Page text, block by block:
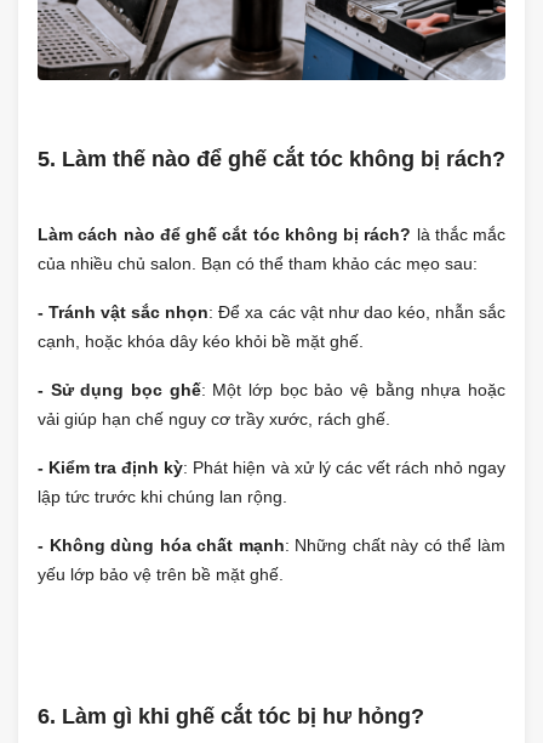
5. Làm thế nào để ghế cắt tóc không bị rách?
Làm cách nào để ghế cắt tóc không bị rách? là thắc mắc
của nhiều chủ salon. Bạn có thể tham khảo các mẹo sau:
- Tránh vật sắc nhọn: Để xa các vật như dao kéo, nhẫn sắc
cạnh, hoặc khóa dây kéo khỏi bề mặt ghế.
- Sử dụng bọc ghế: Một lớp bọc bảo vệ bằng nhựa hoặc
vải giúp hạn chế nguy cơ trầy xước, rách ghế.
- Kiểm tra định kỳ: Phát hiện và xử lý các vết rách nhỏ ngay
lập tức trước khi chúng lan rộng.
- Không dùng hóa chất mạnh: Những chất này có thể làm
yếu lớp bảo vệ trên bề mặt ghế.
6. Làm gì khi ghế cắt tóc bị hư hỏng?